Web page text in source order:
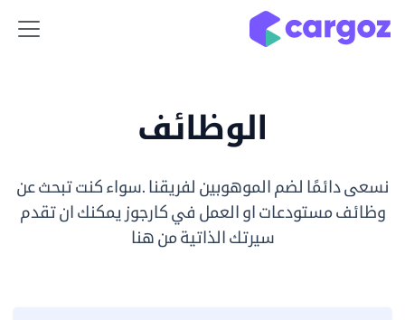
الوظائف
نسعى دائمًا لضم الموهوبين لفريقنا .سواء كنت تبحث عن
وظائف مستودعات او العمل في كارجوزيمكنك ان تقدم
سيرتك الذاتية من هنا